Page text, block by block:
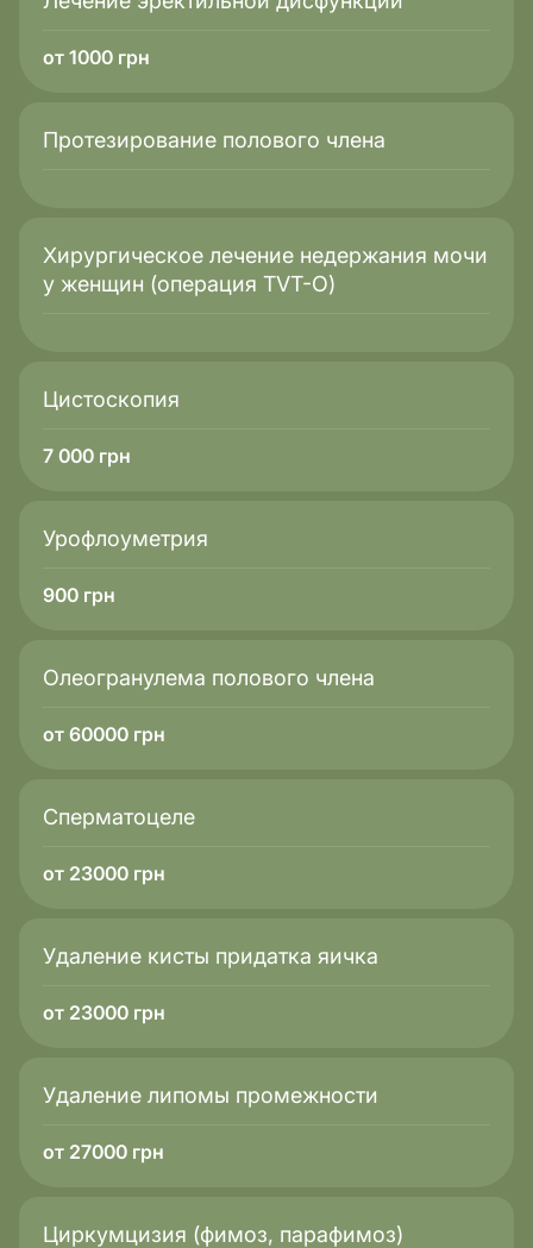
от 1000 грн
Протезирование полового члена
Хирургическое лечение недержания мочи
у женщин (операция TVT-O)
Цистоскопия
7 000 грн
Урофлоуметрия
900 грн
Олеогранулема полового члена
от 60000 грн
Сперматоцеле
от 23000 грн
Удаление кисты придатка яичка
от 23000 грн
Удаление липомы промежности
от 27000 грн
Циркумцизия (фимоз, парафимоз)